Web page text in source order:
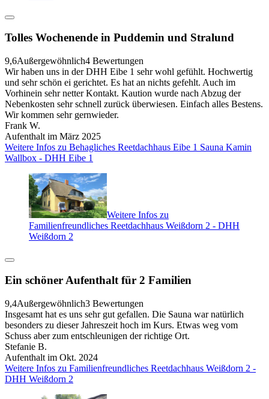
Tolles Wochenende in Puddemin und Stralund
9,6Außergewöhnlich4 Bewertungen
Wir haben uns in der DHH Eibe 1 sehr wohl gefühlt. Hochwertig
und sehr schön ei gerichtet. Es hat an nichts gefehlt. Auch im
Vorhinein sehr netter Kontakt. Kaution wurde nach Abzug der
Nebenkosten sehr schnell zurück überwiesen. Einfach alles Bestens.
Wir kommen sehr gernwieder.
Frank W.
Aufenthalt im März 2025
Weitere Infos zu Behagliches Reetdachhaus Eibe 1 Sauna Kamin
Wallbox - DHH Eibe 1
Weitere Infos zu
Familienfreundliches Reetdachhaus Weißdorn 2 - DHH
Weißdorn 2
Ein schöner Aufenthalt für 2 Familien
9,4Außergewöhnlich3 Bewertungen
Insgesamt hat es uns sehr gut gefallen. Die Sauna war natürlich
besonders zu dieser Jahreszeit hoch im Kurs. Etwas weg vom
Schuss aber zum entschleunigen der richtige Ort.
Stefanie B.
Aufenthalt im Okt. 2024
Weitere Infos zu Familienfreundliches Reetdachhaus Weißdorn 2 -
DHH Weißdorn 2